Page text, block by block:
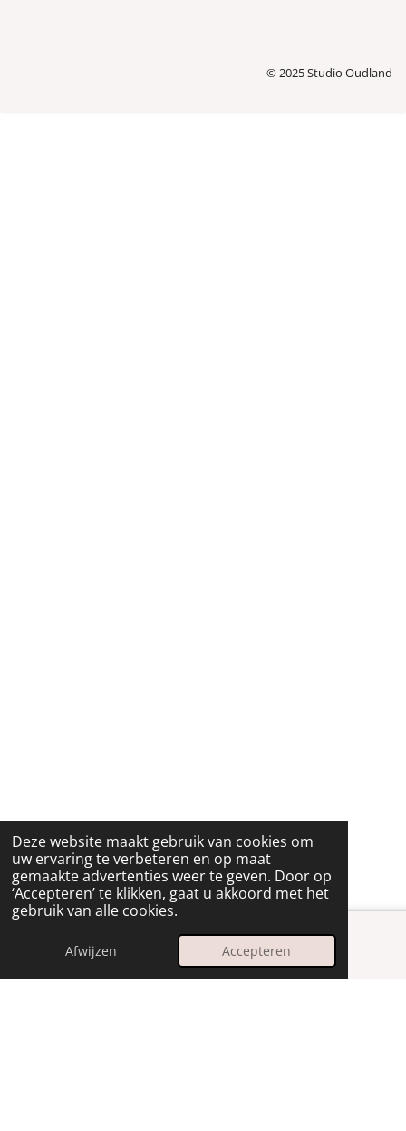
Deze website maakt gebruik van cookies om
uw ervaring te verbeteren en op maat
gemaakte advertenties weer te geven. Door op
‘Accepteren’ te klikken, gaat u akkoord met het
gebruik van alle cookies.
Afwijzen Accepteren
© 2025 Studio Oudland
E-mailadres Instagram